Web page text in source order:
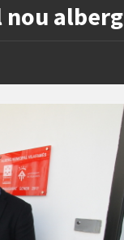
nou alberg